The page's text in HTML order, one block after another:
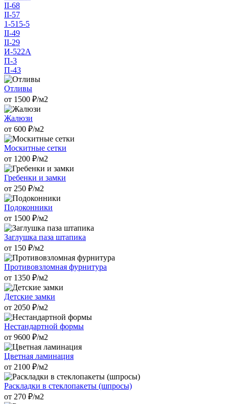
II-68
II-57
1-515-5
II-49
II-29
И-522А
П-3
П-43
Отливы
от 1500 ₽/м2
Жалюзи
от 600 ₽/м2
Москитные сетки
от 1200 ₽/м2
Гребенки и замки
от 250 ₽/м2
Подоконники
от 1500 ₽/м2
Заглушка паза штапика
от 150 ₽/м2
Противовзломная фурнитура
от 1350 ₽/м2
Детские замки
от 2050 ₽/м2
Нестандартной формы
от 9600 ₽/м2
Цветная ламинация
от 2100 ₽/м2
Раскладки в стеклопакеты (шпросы)
от 270 ₽/м2